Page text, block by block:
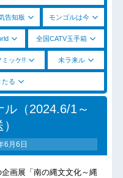
告知板 モンゴルは今
全国CATV玉手箱
ミッケ!! 未ラ来ル
たる
（2024.6/1～
6月6日
画展「南の縄文文化～縄